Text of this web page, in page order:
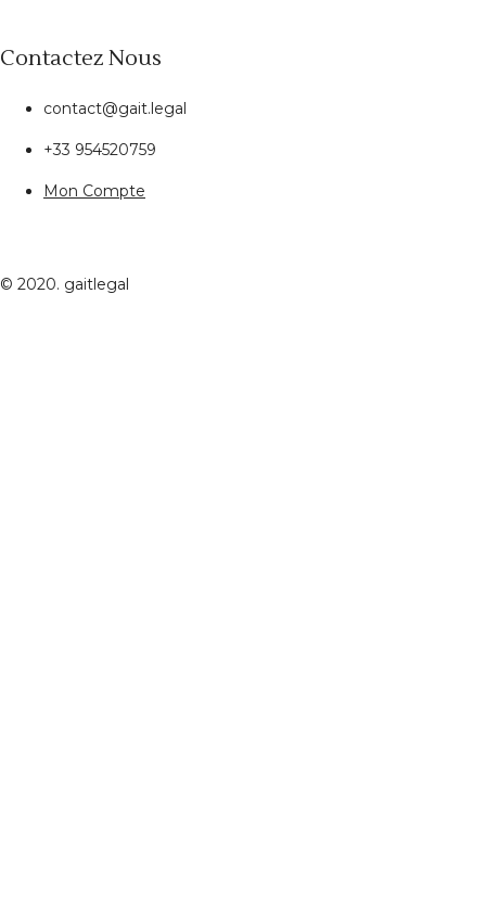
Contactez Nous
contact@gait.legal
+33 954520759
Mon Compte
© 2020. gaitlegal